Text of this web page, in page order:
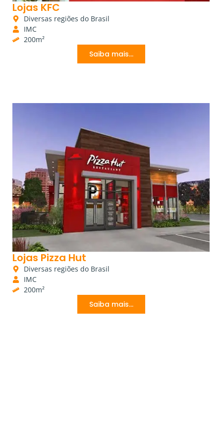
Lojas KFC
Diversas regiões do Brasil
IMC
200m²
Saiba mais...
Lojas Pizza Hut
Diversas regiões do Brasil
IMC
200m²
Saiba mais...